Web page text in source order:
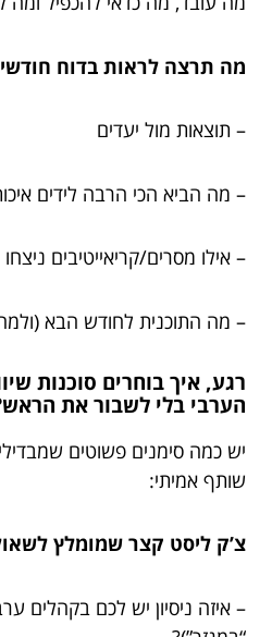
מה תרצה לראות בדוח
– תוצאות מול יעדים
– מה הביא הכי הרבה לידים
– אילו מסרים/קריאייטיבים ניצחו
– מה התוכנית לחודש הבא
רגע, איך בוחרים סוכנות
הערבי בלי לשבור את
יש כמה סימנים פשוטים
שותף אמיתי:
צ’ק ליסט קצר שמומלץ
– איזה ניסיון יש לכם בקהלים